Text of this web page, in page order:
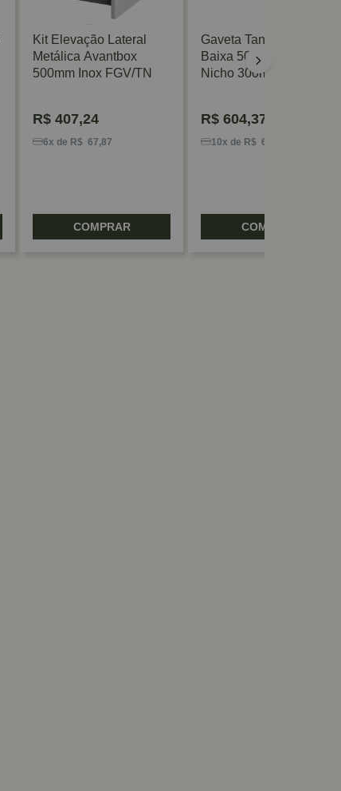
Kit Elevação Lateral
Metálica Avantbox
500mm Inox FGV/TN
R$ 407,24
6x de R$ 67,87
COMPRAR
Gaveta Tandembox
Baixa 500mm Para
Nicho 300mm Branca
R$ 604,37
10x de R$ 60,43
COMPRAR